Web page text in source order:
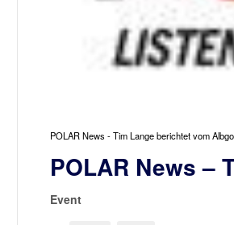
POLAR News - Tim Lange berichtet vom
POLAR News –
Event